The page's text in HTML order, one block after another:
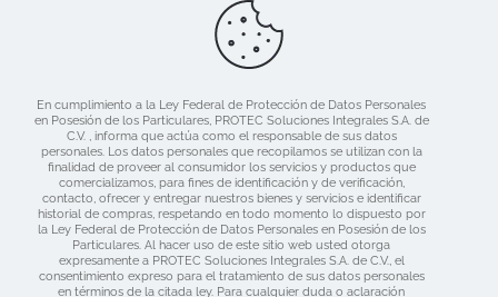
Ligas de Interes
Blog
Nosotros
Mercado libre
Contacto
En cumplimiento a la Ley Federal de Protección de Datos Personales
en Posesión de los Particulares, PROTEC Soluciones Integrales S.A. de
C.V. , informa que actúa como el responsable de sus datos
personales. Los datos personales que recopilamos se utilizan con la
finalidad de proveer al consumidor los servicios y productos que
comercializamos, para fines de identificación y de verificación,
contacto, ofrecer y entregar nuestros bienes y servicios e identificar
historial de compras, respetando en todo momento lo dispuesto por
la Ley Federal de Protección de Datos Personales en Posesión de los
Particulares. Al hacer uso de este sitio web usted otorga
expresamente a PROTEC Soluciones Integrales S.A. de C.V., el
consentimiento expreso para el tratamiento de sus datos personales
en términos de la citada ley. Para cualquier duda o aclaración